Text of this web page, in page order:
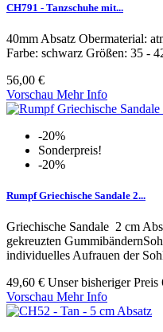
CH791 - Tanzschuhe mit...
40mm Absatz Obermaterial:
Farbe: schwarz Größen: 35 -
56,00 €
Vorschau Mehr Info
-20%
Sonderpreis!
-20%
Rumpf Griechische Sandale 2...
Griechische Sandale 2 cm
gekreuzten
individuelles Aufrauen der
49,60 € Unser bisheriger Preis
Vorschau Mehr Info